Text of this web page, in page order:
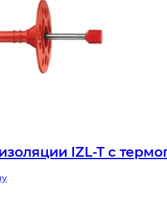
IZL-T с